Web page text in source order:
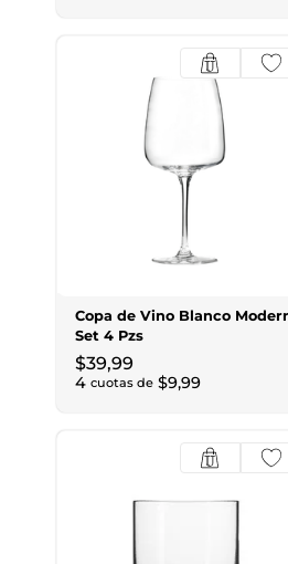
Copa de Vino Blanco
Set 4 Pzs
$39,99
4 cuotas de $9,99